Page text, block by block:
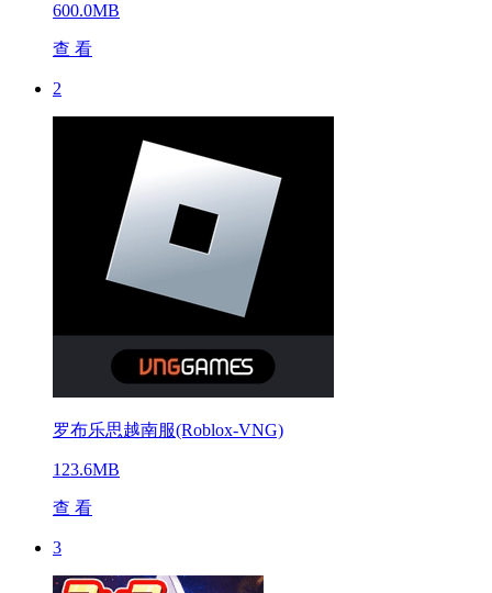
600.0MB
查 看
2
罗布乐思越南服(Roblox-VNG)
123.6MB
查 看
3